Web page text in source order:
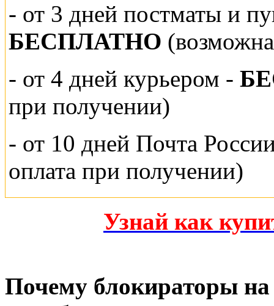
- от 3 дней постматы и
БЕСПЛАТНО
- от 4 дней курьером -
при получении)
- от 10 дней Почта
оплата при получении)
Узнай как
Почему блокираторы на